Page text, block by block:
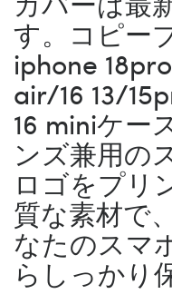
す。コピー
iphone
air/16 13/
16 miniケー
ンズ兼用の
ロゴをプリ
質な素材で
なたのスマ
らしっかり